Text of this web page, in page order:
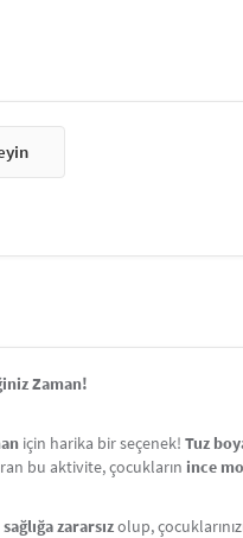
Zaman!
için harika bir seçenek! Tuz
bu aktivite, çocukların ince
sağlığa zararsızolup,